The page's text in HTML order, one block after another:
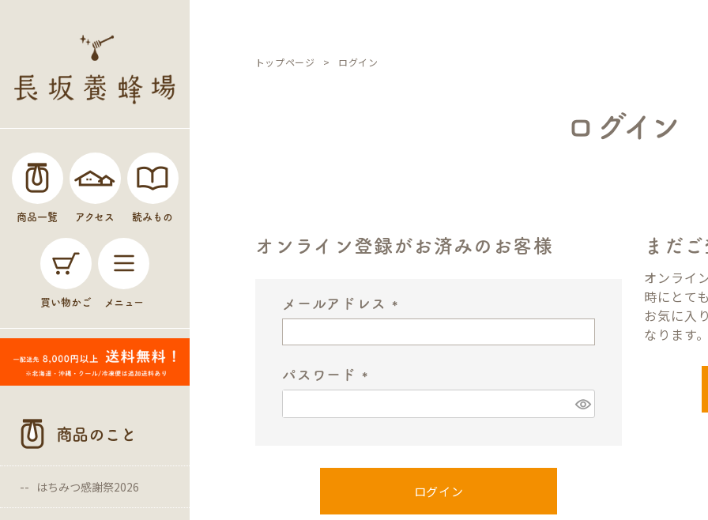
商品一覧 アクセス 読みもの
買い物かご メニュー
商品のこと
はちみつ感謝祭2026
トップページ ログイン
ログイン
オンライン登録がお済みのお客様
メールアドレス
)
パスワード
必
)
ログイン
まだ
オンライ
時にとて
お気に入
なります